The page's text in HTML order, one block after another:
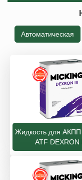
Автоматическая
Жидкость для АКПП
ATF DEXRON